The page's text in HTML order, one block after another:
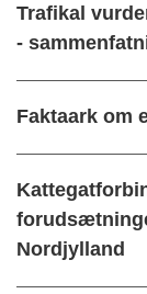
Trafikal
-
Faktaark om
Nordjylland